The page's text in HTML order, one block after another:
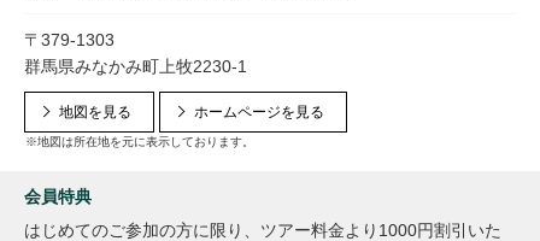
〒379-1303
群馬県みなかみ町上牧2230-1
地図を見る
※地図は所在地を元に表示しております。
ホームページを見る
会員特典
はじめてのご参加の方に限り、ツアー料金より1000円割引いた